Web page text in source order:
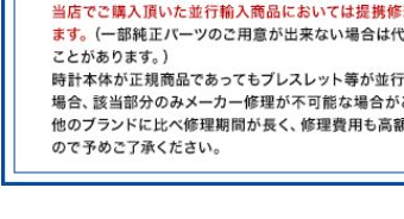
※シリアルナンバーや限定番号につきましては、プライ
えております。
またお電話でお問い合わせ頂きましてもお答えできません
※当店では店頭販売も行っております為、サイトでのご
切れになる場合がございます。
予めご了承くださいませ。
お問い合わせいただけますようお願いいたします。